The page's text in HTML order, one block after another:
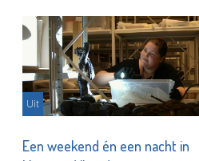
Uit
Een weekend én een nacht in